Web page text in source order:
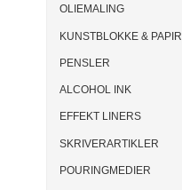
OLIEMALING
KUNSTBLOKKE & PAPIR
PENSLER
ALCOHOL INK
EFFEKT LINERS
SKRIVERARTIKLER
POURINGMEDIER